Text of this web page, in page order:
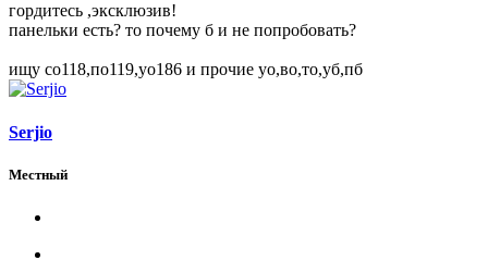
гордитесь ,эксклюзив!
панельки есть? то почему б и не попробовать?
ищу со118,по119,уо186 и прочие уо,во,то,уб,пб
Serjio
Местный